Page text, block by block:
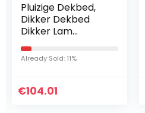
EHC superzachte
katoenen grote
sprei hoezen tot
2-zitsbank of
tweepersoonsbed
– grijs
Already Sold: 93%
€18.57